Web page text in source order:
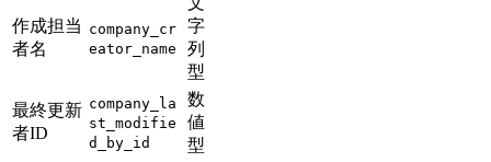
作成担当
者名
company_cr
eator_name
字
列
型
最終更新
者ID
company_la
st_modifie
d_by_id
数
値
型